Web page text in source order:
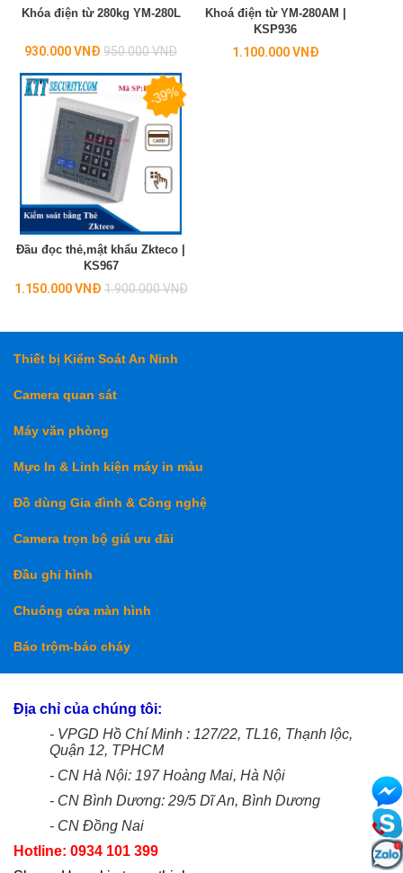
Khóa điện từ 280kg YM-280L
930.000 VNĐ Regular
950.000 VNĐ
Khoá điện từ YM-280AM |
KSP936
1.100.000 VNĐ
-39%
Đầu đọc thẻ,mật khẩu Zkteco |
KS967
1.150.000 VNĐRegular
1.900.000 VNĐ
Thiết bị Kiểm Soát An Ninh
Camera quan sát
Máy văn phòng
Mực In & Linh kiện máy in màu
Đồ dùng Gia đình & Công nghệ
Camera trọn bộ giá ưu đãi
Đầu ghi hình
Chuông cửa màn hình
Báo trộm-báo cháy
Địa chỉ của chúng tôi:
- VPGD Hồ Chí Minh : 127/22, TL16, Thạnh lộc,
Quận 12, TPHCM
- CN Hà Nội: 197 Hoàng Mai, Hà Nội
- CN Bình Dương: 29/5 Dĩ An, Bình Dương
- CN Đồng Nai
Hotline: 0934 101 399